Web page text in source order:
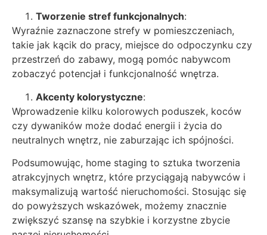
Tworzenie stref funkcjonalnych:
Wyraźnie zaznaczone strefy w pomieszczeniach,
takie jak kącik do pracy, miejsce do odpoczynku czy
przestrzeń do zabawy, mogą pomóc nabywcom
zobaczyć potencjał i funkcjonalność wnętrza.
Akcenty kolorystyczne:
Wprowadzenie kilku kolorowych poduszek, koców
czy dywaników może dodać energii i życia do
neutralnych wnętrz, nie zaburzając ich spójności.
Podsumowując, home staging to sztuka tworzenia
atrakcyjnych wnętrz, które przyciągają nabywców i
maksymalizują wartość nieruchomości. Stosując się
do powyższych wskazówek, możemy znacznie
zwiększyć szansę na szybkie i korzystne zbycie